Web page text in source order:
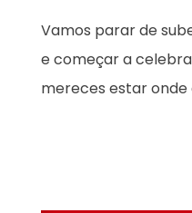
Vamos parar de
e começar a
mereces estar onde